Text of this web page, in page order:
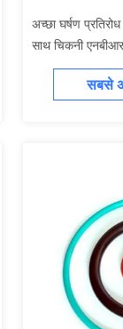
अच्छा घर्षण
साथ चिकनी
सबसे